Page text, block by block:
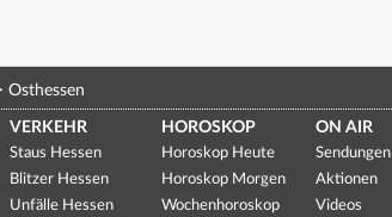
Osthessen
VERKEHR
Staus Hessen
Blitzer Hessen
Unfälle Hessen
HOROSKOP
Horoskop Heute
Horoskop Morgen
Wochenhoroskop
ON AIR
Sendungen
Aktionen
Videos